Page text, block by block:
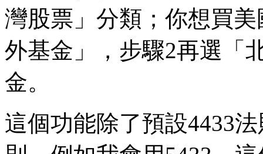
灣股票」分類；你想買
外基金」，步驟2再選「
金。
這個功能除了預設4433